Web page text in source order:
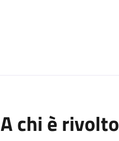
A chi è rivolto